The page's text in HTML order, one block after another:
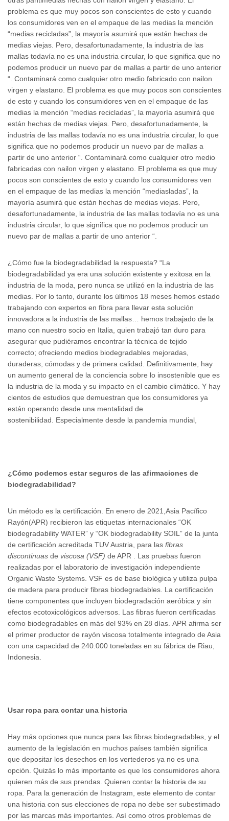
problema es que muy pocos son conscientes de esto y cuando
los consumidores ven en el empaque de las medias la mención
“medias recicladas”, la mayoría asumirá que están hechas de
medias viejas. Pero, desafortunadamente, la industria de las
mallas todavía no es una industria circular, lo que significa que no
podemos producir un nuevo par de mallas a partir de uno anterior
“. Contaminará como cualquier otro medio fabricado con nailon
virgen y elastano. El problema es que muy pocos son conscientes
de esto y cuando los consumidores ven en el empaque de las
medias la mención “medias recicladas”, la mayoría asumirá que
están hechas de medias viejas. Pero, desafortunadamente, la
industria de las mallas todavía no es una industria circular, lo que
significa que no podemos producir un nuevo par de mallas a
partir de uno anterior “. Contaminará como cualquier otro medio
fabricadas con nailon virgen y elastano. El problema es que muy
pocos son conscientes de esto y cuando los consumidores ven
en el empaque de las medias la mención “mediasladas”, la
mayoría asumirá que están hechas de medias viejas. Pero,
desafortunadamente, la industria de las mallas todavía no es una
industria circular, lo que significa que no podemos producir un
nuevo par de mallas a partir de uno anterior “.
¿Cómo fue la biodegradabilidad la respuesta? “La
biodegradabilidad ya era una solución existente y exitosa en la
industria de la moda, pero nunca se utilizó en la industria de las
medias. Por lo tanto, durante los últimos 18 meses hemos estado
trabajando con expertos en fibra para llevar esta solución
innovadora a la industria de las mallas… hemos trabajado de la
mano con nuestro socio en Italia, quien trabajó tan duro para
asegurar que pudiéramos encontrar la técnica de tejido
correcto; ofreciendo medios biodegradables mejoradas,
duraderas, cómodas y de primera calidad. Definitivamente, hay
un aumento general de la conciencia sobre lo insostenible que es
la industria de la moda y su impacto en el cambio climático. Y hay
cientos de estudios que demuestran que los consumidores ya
están operando desde una mentalidad de
sostenibilidad. Especialmente desde la pandemia mundial,
¿Cómo podemos estar seguros de las afirmaciones de
biodegradabilidad?
Un método es la certificación. En enero de 2021,Asia Pacífico
Rayón(APR) recibieron las etiquetas internacionales “OK
biodegradability WATER” y “OK biodegradability SOIL” de la junta
de certificación acreditada TUV Austria, para las fibras
discontinuas de viscosa (VSF) de APR . Las pruebas fueron
realizadas por el laboratorio de investigación independiente
Organic Waste Systems. VSF es de base biológica y utiliza pulpa
de madera para producir fibras biodegradables. La certificación
tiene componentes que incluyen biodegradación aeróbica y sin
efectos ecotoxicológicos adversos. Las fibras fueron certificadas
como biodegradables en más del 93% en 28 días. APR afirma ser
el primer productor de rayón viscosa totalmente integrado de Asia
con una capacidad de 240.000 toneladas en su fábrica de Riau,
Indonesia.
Usar ropa para contar una historia
Hay más opciones que nunca para las fibras biodegradables, y el
aumento de la legislación en muchos países también significa
que depositar los desechos en los vertederos ya no es una
opción. Quizás lo más importante es que los consumidores ahora
quieren más de sus prendas. Quieren contar la historia de su
ropa. Para la generación de Instagram, este elemento de contar
una historia con sus elecciones de ropa no debe ser subestimado
por las marcas más importantes. Así como otros problemas de